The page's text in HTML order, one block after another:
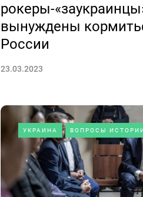
рокеры-
вынуждены
России
23.03.2023
УКРАИНА ВОПРОСЫ